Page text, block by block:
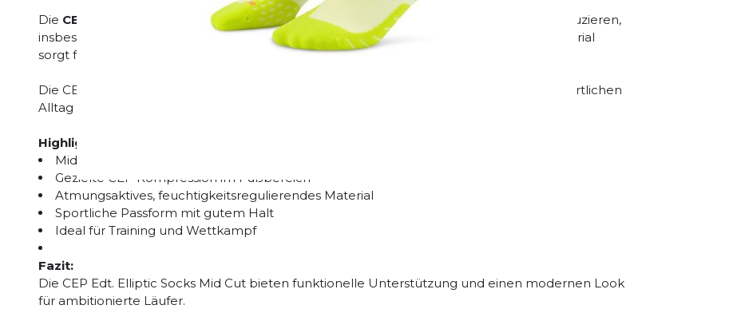
Die CEP Kompression
im Fußbereich kann die Stabilität verbessern und Ermüdung reduzieren,
insbesondere bei längeren oder intensiven Einheiten. Das atmungsaktive Funktionsmaterial
sorgt für zuverlässiges Feuchtigkeitsmanagement und hohen Tragekomfort.
Die CEP Edt. Elliptic Socks Mid Cut eignen sich ideal für Training, Wettkampf und den sportlichen
Alltag und überzeugen durch ihre ausgewogene Kombination aus Funktion und Design.
Highlights:
Mid-Cut-Kompressionssocken im Elliptic-Design
Gezielte CEP Kompression im Fußbereich
Atmungsaktives, feuchtigkeitsregulierendes Material
Sportliche Passform mit gutem Halt
Ideal für Training und Wettkampf
Fazit:
Die CEP Edt. Elliptic Socks Mid Cut bieten funktionelle Unterstützung und einen modernen Look
für ambitionierte Läufer.